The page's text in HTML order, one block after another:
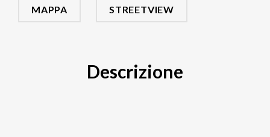
MAPPA STREETVIEW
Descrizione